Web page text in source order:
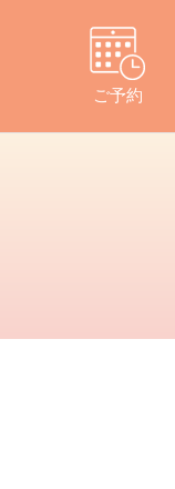
ご予約
よくあるご質問